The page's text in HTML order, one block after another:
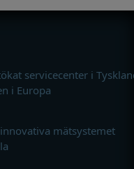
servicecenter i
i Europa
mätsystemet